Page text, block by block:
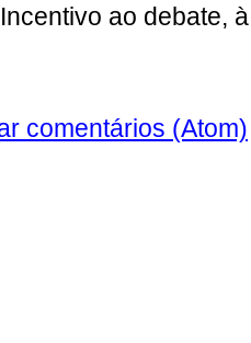
ao debate,
comentários (Atom)